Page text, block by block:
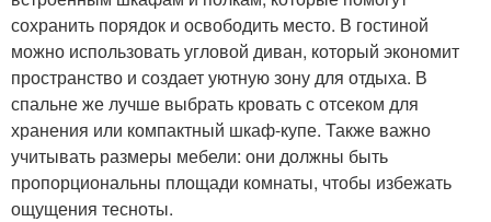
сохранить порядок и освободить место. В гостиной
можно использовать угловой диван, который экономит
пространство и создает уютную зону для отдыха. В
спальне же лучше выбрать кровать с отсеком для
хранения или компактный шкаф-купе. Также важно
учитывать размеры мебели: они должны быть
пропорциональны площади комнаты, чтобы избежать
ощущения тесноты.